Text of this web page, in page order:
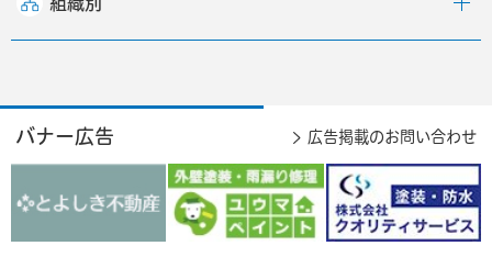
組織別
バナー広告 広告掲載のお問い合わせ